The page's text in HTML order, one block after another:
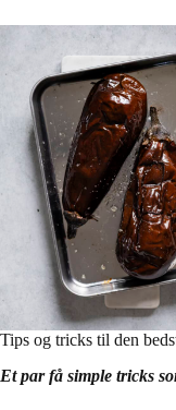
Tips og tricks til den
Et par få simple tricks